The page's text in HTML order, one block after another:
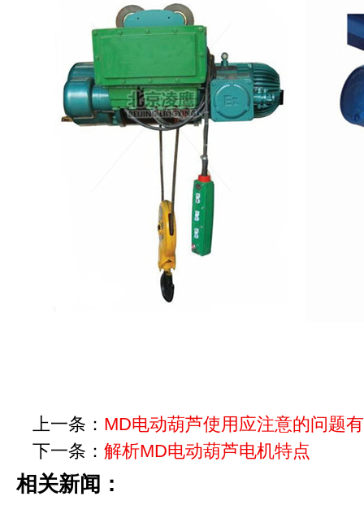
上一条： MD电动葫芦使用应注意的问题
下一条： 解析MD电动葫芦电机特点
相关新闻：